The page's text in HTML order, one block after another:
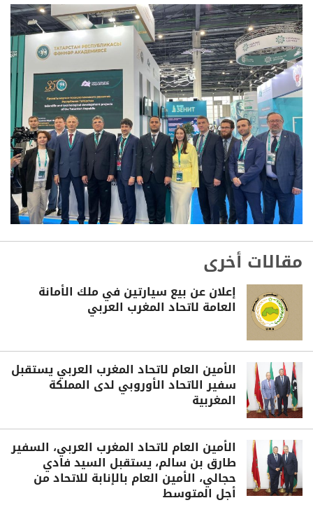
مقالات أخرى
إعلان عن بيع سيارتين في ملك الأمانة
العامة لاتحاد المغرب العربي
الأمين العام لاتحاد المغرب العربي يستقبل
سفير الاتحاد الأوروبي لدى المملكة
المغربية
الأمين العام لاتحاد المغرب العربي، السفير
طارق بن سالم، يستقبل السيد فادي
حجالي، الأمين العام بالإنابة للاتحاد من
أجل المتوسط